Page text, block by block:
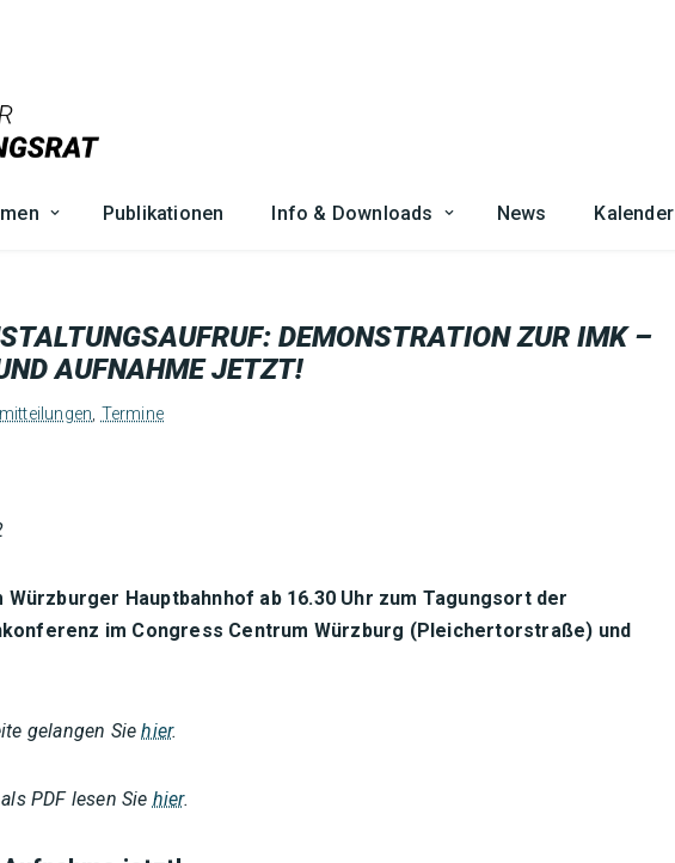
Publikationen Info & Downloads News Kalender
DEMONSTRATION ZUR IMK –
AUFNAHME JETZT!
, Termine
Hauptbahnhof ab 16.30 Uhr zum Tagungsort der
im Congress Centrum Würzburg (Pleichertorstraße) und
gelangen Siehier.
PDF lesen Sie hier.